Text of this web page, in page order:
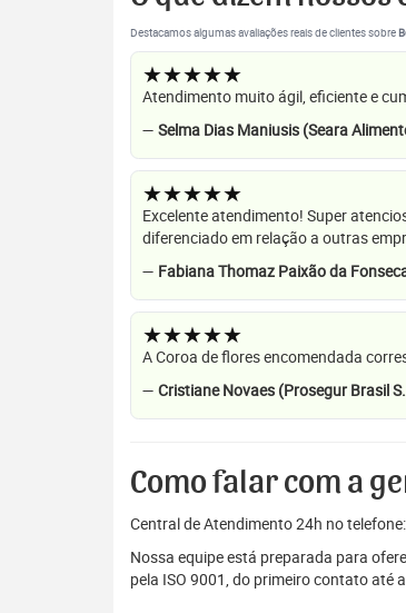
Destacamos algumas avaliações reais de clientes sobre
★★★★★
Atendimento muito ágil, eficiente e
— Selma Dias Maniusis (Seara
★★★★★
Excelente atendimento! Super
diferenciado em relação a outras
— Fabiana Thomaz Paixão da
★★★★★
A Coroa de flores encomendada
— Cristiane Novaes (Prosegur Brasil
Como falar com a
Central de Atendimento 24h no telefone:
Nossa equipe está preparada para
pela ISO 9001, do primeiro contato até